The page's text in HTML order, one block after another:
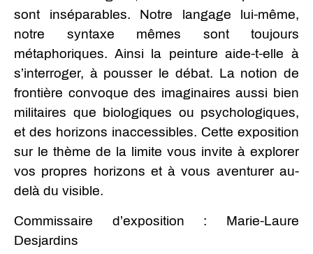
sont inséparables. Notre langage lui-même,
notre syntaxe mêmes sont toujours
métaphoriques. Ainsi la peinture aide-t-elle à
s’interroger, à pousser le débat. La notion de
frontière convoque des imaginaires aussi bien
militaires que biologiques ou psychologiques,
et des horizons inaccessibles. Cette exposition
sur le thème de la limite vous invite à explorer
vos propres horizons et à vous aventurer au-
delà du visible.
Commissaire d’exposition : Marie-Laure
Desjardins